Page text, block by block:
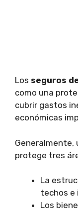
Los seguros
como una
cubrir gastos
económicas
Generalmente,
protege tres
La
techos e
Los